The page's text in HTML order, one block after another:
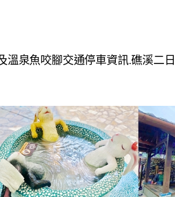
溫泉魚咬腳交通停車資訊.礁溪二